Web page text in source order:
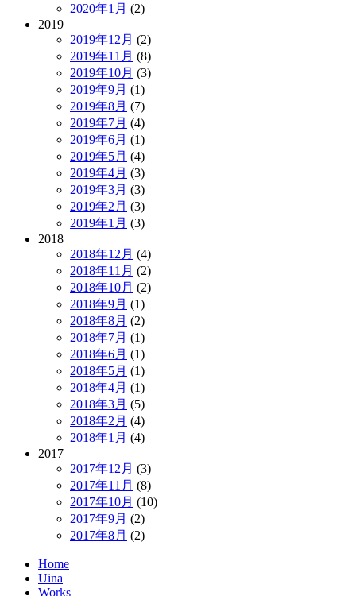
2020年1月 (2)
2019
2019年12月 (2)
2019年11月 (8)
2019年10月 (3)
2019年9月 (1)
2019年8月 (7)
2019年7月 (4)
2019年6月 (1)
2019年5月 (4)
2019年4月 (3)
2019年3月 (3)
2019年2月 (3)
2019年1月 (3)
2018
2018年12月 (4)
2018年11月 (2)
2018年10月 (2)
2018年9月 (1)
2018年8月 (2)
2018年7月 (1)
2018年6月 (1)
2018年5月 (1)
2018年4月 (1)
2018年3月 (5)
2018年2月 (4)
2018年1月 (4)
2017
2017年12月 (3)
2017年11月 (8)
2017年10月 (10)
2017年9月 (2)
2017年8月 (2)
Home
Uina
Works